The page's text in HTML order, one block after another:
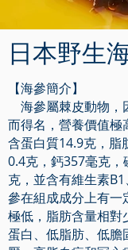
日本野生
【海參簡介】
海參屬棘皮動物，
而得名，營養價值極
含蛋白質14.9克，脂
0.4克，鈣357毫克
克，並含有維生素
參在組成成分上有一
極低，脂肪含量相對
蛋白、低脂肪、低膽